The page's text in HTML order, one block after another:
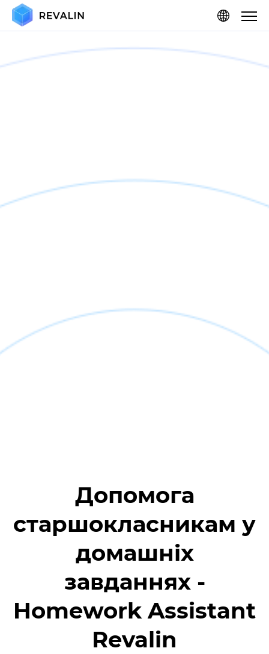
Допомога
старшокласникам у
домашніх
завданнях -
Homework Assistant
Revalin